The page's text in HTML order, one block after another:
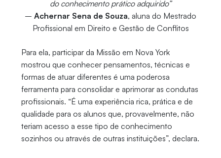
do conhecimento prático adquirido”
– Achernar Sena de Souza, aluna do Mestrado
Profissional em Direito e Gestão de Conflitos
Para ela, participar da Missão em Nova York
mostrou que conhecer pensamentos, técnicas e
formas de atuar diferentes é uma poderosa
ferramenta para consolidar e aprimorar as condutas
profissionais. “É uma experiência rica, prática e de
qualidade para os alunos que, provavelmente, não
teriam acesso a esse tipo de conhecimento
sozinhos ou através de outras instituições”, declara.